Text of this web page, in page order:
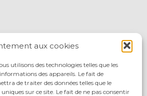
aux cookies
utilisons des technologies telles que les
des appareils. Le fait de
de traiter des données telles que le
sur ce site. Le fait de ne pas consentir